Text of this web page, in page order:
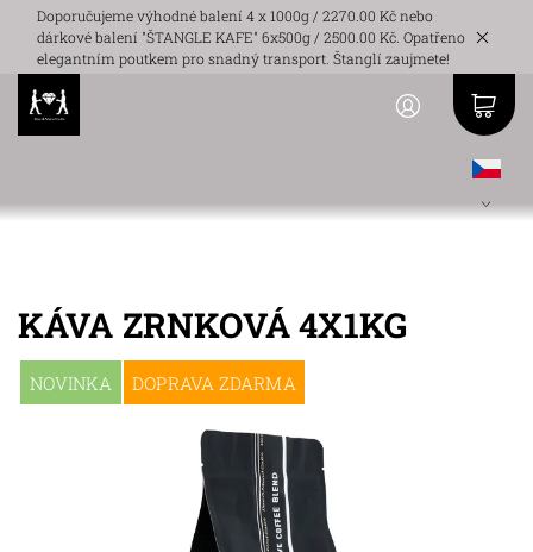
Doporučujeme výhodné balení 4 x 1000g / 2270.00 Kč nebo
dárkové balení "ŠTANGLE KAFE" 6x500g / 2500.00 Kč. Opatřeno
elegantním poutkem pro snadný transport. Štanglí zaujmete!
KÁVA ZRNKOVÁ 4X1KG
NOVINKA DOPRAVA ZDARMA